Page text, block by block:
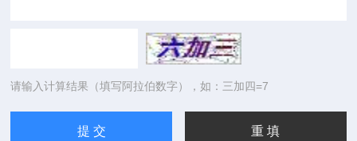
请输入计算结果（填写阿拉伯数字），如：三加四=7